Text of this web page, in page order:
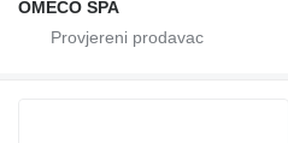
OMECO SPA